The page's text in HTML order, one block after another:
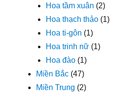
Hoa tầm xuân (2)
Hoa thạch thảo (1)
Hoa ti-gôn (1)
Hoa trinh nữ (1)
Hoa đào (1)
Miền Bắc (47)
Miền Trung (2)